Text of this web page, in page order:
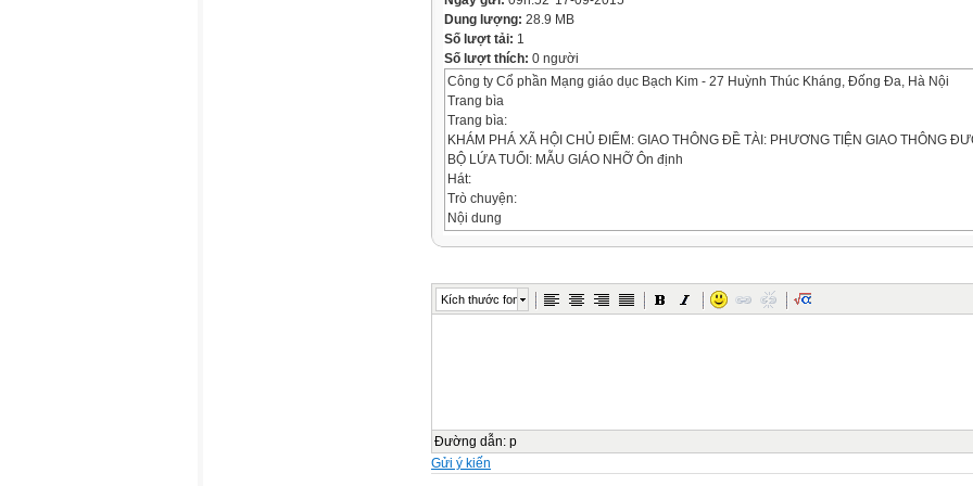
Dung lượng: 28.9 MB
Số lượt tải: 1
Số lượt thích: 0 người
Công ty Cổ phần Mạng giáo dục Bạch Kim - 27 Huỳnh Thúc Kháng, Đống Đa, Hà Nội
Trang bìa
Trang bìa:
KHÁM PHÁ XÃ HỘI CHỦ ĐIỂM: GIAO THÔNG ĐỀ TÀI: PHƯƠNG TIỆN GIAO THÔNG
BỘ LỨA TUỔI: MẪU GIÁO NHỠ Ôn định
Hát:
Trò chuyện:
Nội dung
Xe đạp:
Xe đạp điện:
Trò chơi:
Phần ba: Trò chơi Thi xem ai nhanh Kết thúc
Xem phim:
Kích thước font
Đường dẫn: p
Gửi ý kiến